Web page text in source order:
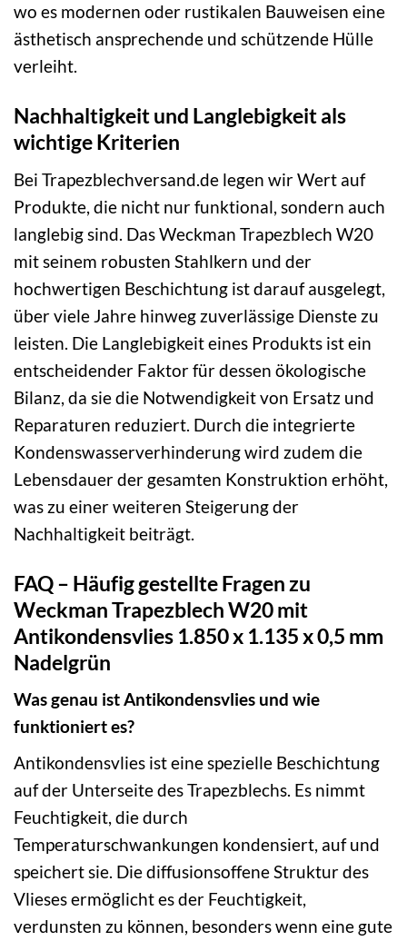
wo es modernen oder rustikalen Bauweisen eine
ästhetisch ansprechende und schützende Hülle
verleiht.
Nachhaltigkeit und Langlebigkeit als
wichtige Kriterien
Bei Trapezblechversand.de legen wir Wert auf
Produkte, die nicht nur funktional, sondern auch
langlebig sind. Das Weckman Trapezblech W20
mit seinem robusten Stahlkern und der
hochwertigen Beschichtung ist darauf ausgelegt,
über viele Jahre hinweg zuverlässige Dienste zu
leisten. Die Langlebigkeit eines Produkts ist ein
entscheidender Faktor für dessen ökologische
Bilanz, da sie die Notwendigkeit von Ersatz und
Reparaturen reduziert. Durch die integrierte
Kondenswasserverhinderung wird zudem die
Lebensdauer der gesamten Konstruktion erhöht,
was zu einer weiteren Steigerung der
Nachhaltigkeit beiträgt.
FAQ – Häufig gestellte Fragen zu
Weckman Trapezblech W20 mit
Antikondensvlies 1.850 x 1.135 x 0,5 mm
Nadelgrün
Was genau ist Antikondensvlies und wie
funktioniert es?
Antikondensvlies ist eine spezielle Beschichtung
auf der Unterseite des Trapezblechs. Es nimmt
Feuchtigkeit, die durch
Temperaturschwankungen kondensiert, auf und
speichert sie. Die diffusionsoffene Struktur des
Vlieses ermöglicht es der Feuchtigkeit,
verdunsten zu können, besonders wenn eine gute